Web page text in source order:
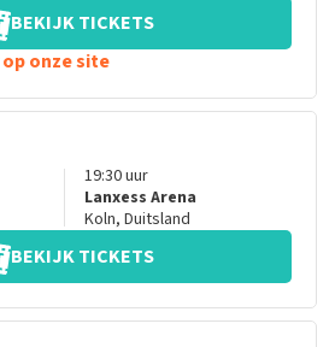
BEKIJK TICKETS
onze site
19:30uur
Lanxess Arena
Koln, Duitsland
BEKIJK TICKETS